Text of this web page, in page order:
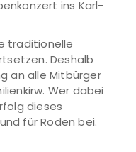
ins Karl-
traditionelle
Deshalb
an alle Mitbürger
Wer dabei
dieses
für Roden bei.